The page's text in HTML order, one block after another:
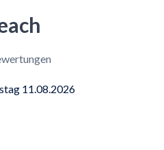
11.08.2026